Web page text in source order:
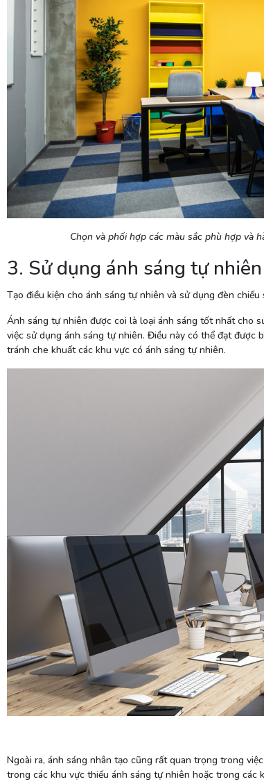
Chọn và phối hợp các màu sắc phù hợp và
3. Sử dụng ánh sáng tự
Tạo điều kiện cho ánh sáng tự nhiên và sử dụng đèn
Ánh sáng tự nhiên được coi là loại ánh sáng tốt nhất cho
việc sử dụng ánh sáng tự nhiên. Điều này có thể đạt được
tránh che khuất các khu vực có ánh sáng tự nhiên.
Ngoài ra, ánh sáng nhân tạo cũng rất quan trọng trong
trong các khu vực thiếu ánh sáng tự nhiên hoặc trong các